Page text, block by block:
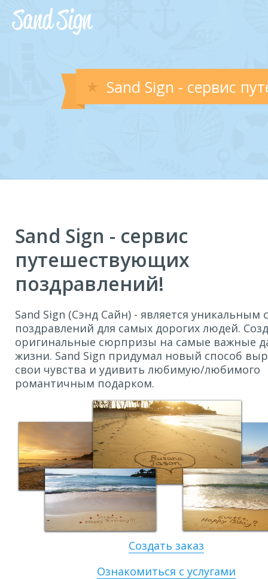
Sand Sign - сервис
Sand Sign - сервис
путешествующих
поздравлений!
Sand Sign (Сэнд Сайн) - является уникальным
поздравлений для самых дорогих людей.
оригинальные сюрпризы на самые важные
жизни. Sand Sign придумал новый способ
свои чувства и удивить любимую/любимого
романтичным подарком.
Создать заказ
Ознакомиться с услугами